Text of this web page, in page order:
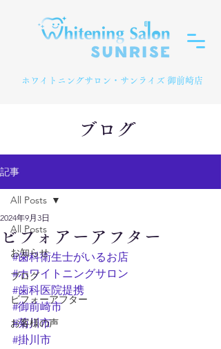
​ホワイトニングサロン・サンライズ 御前崎店
ブログ
記事
All Posts
お知らせ
ブログ
ビフォーアフター
お客様の声
All Posts
ビフォアーアフター
2024年9月3日
#歯科衛生士がいるお店
#ホワイトニングサロン
#歯科医院提携
#御前崎市
#菊川市
#掛川市